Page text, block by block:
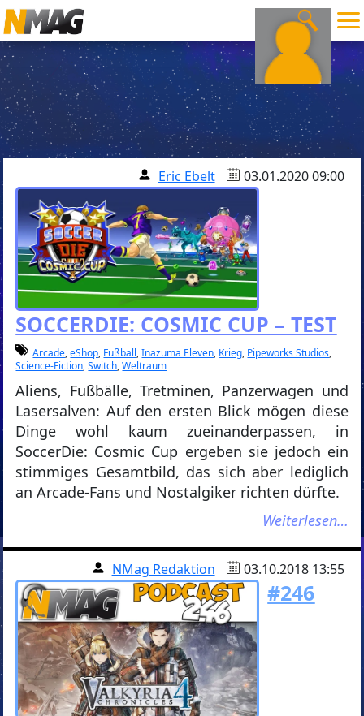
Eric Ebelt 03.01.2020 09:00
SOCCERDIE: COSMIC CUP – TEST
Arcade,eShop, Fußball,Inazuma Eleven, Krieg, Pipeworks Studios,
Science-Fiction,Switch,Weltraum
Aliens, Fußbälle, Tretminen, Panzerwagen und
Lasersalven: Auf den ersten Blick mögen diese
Dinge wohl kaum zueinanderpassen, in
SoccerDie: Cosmic Cup ergeben sie jedoch ein
stimmiges Gesamtbild, das sich aber lediglich
an Arcade-Fans und Nostalgiker richten dürfte.
Weiterlesen…
NMag Redaktion 03.10.2018 13:55
#246